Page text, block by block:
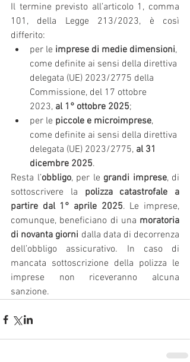
Il termine previsto all’articolo 1, comma
101, della Legge 213/2023, è così
differito:
per le imprese di medie dimensioni,
come definite ai sensi della direttiva
delegata (UE) 2023/2775 della
Commissione, del 17 ottobre
2023, al 1° ottobre 2025;
per le piccole e microimprese,
come definite ai sensi della direttiva
delegata (UE) 2023/2775, al 31
dicembre 2025.
Resta l’obbligo, per le grandi imprese, di
sottoscrivere la polizza catastrofale a
partire dal 1° aprile 2025. Le imprese,
comunque, beneficiano di una moratoria
di novanta giorni dalla data di decorrenza
dell’obbligo assicurativo. In caso di
mancata sottoscrizione della polizza le
imprese non riceveranno alcuna
sanzione.